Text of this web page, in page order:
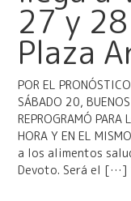
27 y
Plaza
POR EL
SÁBADO 20,
REPROGRAMÓ
HORA Y EN EL
a los alimentos
Devoto. Será el […]